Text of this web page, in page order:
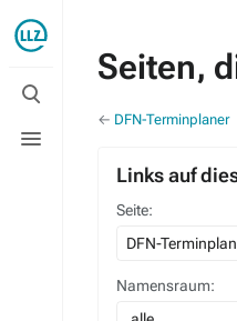
Suche
umschalten
umschalten
Seiten,
← DFN-Terminplaner
Links auf
Seite:
Namensraum: